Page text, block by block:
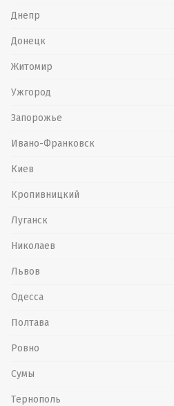
Днепр
Донецк
Житомир
Ужгород
Запорожье
Ивано-Франковск
Киев
Кропивницкий
Луганск
Николаев
Львов
Одесса
Полтава
Ровно
Сумы
Тернополь